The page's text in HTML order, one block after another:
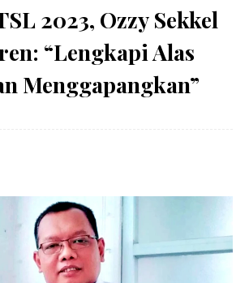
2023, Ozzy Sekkel
“Lengkapi Alas
Menggapangkan”